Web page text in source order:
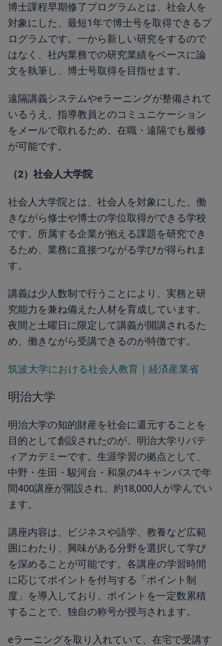
博士課程早期修了プログラムとは、社会人を
対象にした、最短1年で博⼠号を取得できるプ
ログラムです。一から新しい研究をするので
はなく、社内業務での研究業績をベースに論
文を執筆し、博士号取得を目指せます。
遠隔講義システムやeラーニングが整備されて
いるうえ、指導教員とのコミュニケーション
をメールで取れるため、在職・遠隔でも履修
が可能です。
（2）社会人大学院
社会人大学院とは、社会人を対象にした、働
きながら修士や博士の学位取得ができる学校
です。所属する企業が抱える課題を研究でき
るため、業務に直接つながる学びが得られま
す。
講義は少人数制で行うことにより、実務と研
究能力を兼ね備えた人材を育成しています。
夜間と土曜日に限定して講義が開講されるた
め、働きながら受講できるのが特徴です。
筑波大学における社会人教育｜経済産業省
明治大学
明治大学の知的財産を社会に還元することを
目的として創設されたのが、明治大学リバテ
ィアカデミーです。生涯学習の拠点として、
中野・生田・駿河台・和泉の4キャンパスで年
間400講座が開設され、約18,000人が学んでい
ます。
講座内容は、ビジネスや語学、教養など広範
囲にわたり、興味がある分野を選択して学び
を深めることが可能です。各講座の学習時間
に応じてポイントを付与する「ポイント制
度」を導入しており、ポイントを一定数累積
することで、独自の称号が授与されます。
eラーニングを取り入れていて、在宅で受講す